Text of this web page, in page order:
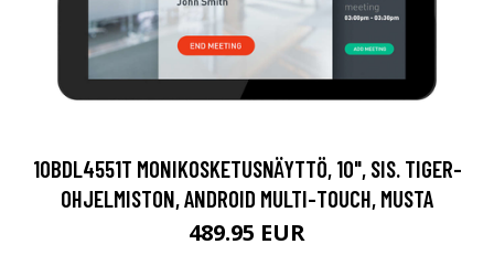
10BDL4551T MONIKOSKETUSNÄYTTÖ, 10", SIS. TIGER-
OHJELMISTON, ANDROID MULTI-TOUCH, MUSTA
489.95 EUR